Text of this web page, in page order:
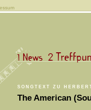
SONGTEXT ZU
The American